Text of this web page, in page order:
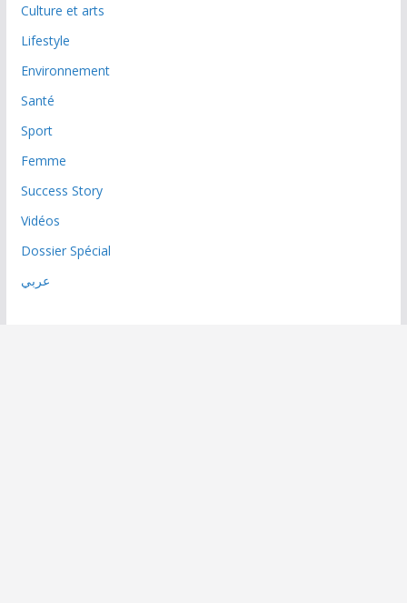
Culture et arts
Lifestyle
Environnement
Santé
Sport
Femme
Success Story
Vidéos
Dossier Spécial
عربي